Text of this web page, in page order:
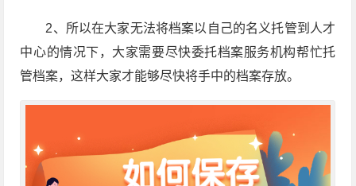
2、所以在大家无法将档案以自己的名义托管到人才
中心的情况下，大家需要尽快委托档案服务机构帮忙托
管档案，这样大家才能够尽快将手中的档案存放。